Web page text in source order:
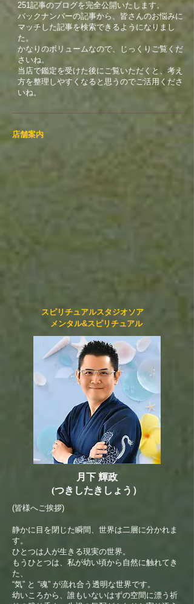
251記事のブログを完全公開いたします。
バックナンバーの記事から、皆さんのお悩みに
マッチした記事を検索できるようになりまし
た。
​かなりのボリュームなので、じっくりご覧くだ
さいね。
​当店で鑑定を受けた後にご覧いただくと、考え
方を整理しやすくなると思うのでご活用くださ
いね。
​店舗案内
スピリチュアルスタジオソア
メンタル&スピリチュアル
月下 輝政
(つきしたきしょう）
(皆様へご挨拶)
静かに目を閉じた瞬間、世界は二層に分かれま
す。
ひとつは人が生きる現実の世界。
もうひとつは、私が幼い頃から自然に触れてき
た、
“気” と “魂” が流れ合う透明な世界です。
幼いころから、誰もいないはずの空間に漂う祈